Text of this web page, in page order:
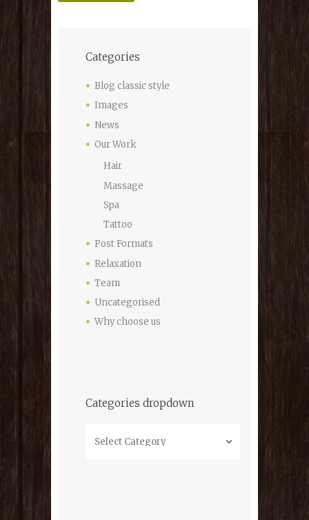
Categories
Blog classic style
Images
News
Our Work
Hair
Massage
Spa
Tattoo
Post Formats
Relaxation
Team
Uncategorised
Why choose us
Categories dropdown
dropdown